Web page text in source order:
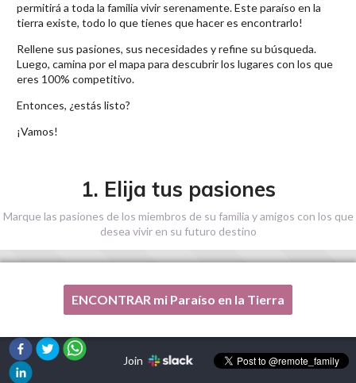
permitirá a toda la familia vivir serenamente. Este paraíso en la
tierra existe, todo lo que tienes que hacer es encontrarlo!
Rellene sus pasiones, sus necesidades y refine su búsqueda.
Luego, camina por el mapa para descubrir los lugares con los que
eres 100% competitivo.
Entonces, ¿estás listo?
¡Vamos!
1. Elija tus pasiones
Marque las pasiones de los miembros de su familia y amigos con los que
desea vivir en su futuro destino
Una de mis pasiones no está en esta lista, por favor,
ENCONTRAR mi Paraíso en la Tierra
Join